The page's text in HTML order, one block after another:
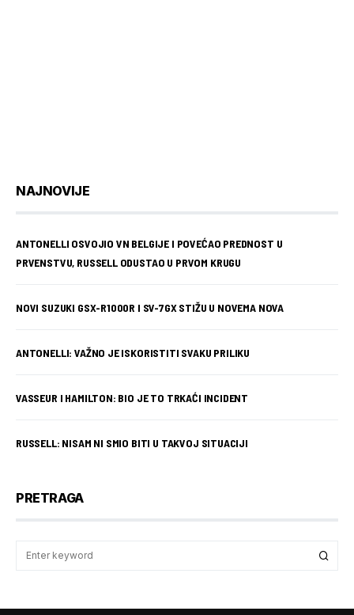
NAJNOVIJE
ANTONELLI OSVOJIO VN BELGIJE I POVEĆAO PREDNOST U
PRVENSTVU, RUSSELL ODUSTAO U PRVOM KRUGU
NOVI SUZUKI GSX-R1000R I SV-7GX STIŽU U NOVEMA NOVA
ANTONELLI: VAŽNO JE ISKORISTITI SVAKU PRILIKU
VASSEUR I HAMILTON: BIO JE TO TRKAĆI INCIDENT
RUSSELL: NISAM NI SMIO BITI U TAKVOJ SITUACIJI
PRETRAGA